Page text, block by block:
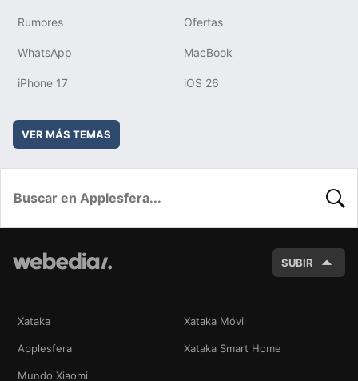
Rumores Ofertas
WhatsApp MacBook
iPhone 17 iOS 26
VER MÁS TEMAS
SUBIR
Xataka Xataka Móvil
Applesfera Xataka Smart Home
Mundo Xiaomi